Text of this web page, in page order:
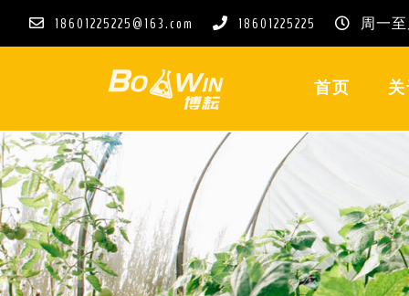
18601225225@163.com 18601225225 周一
首页